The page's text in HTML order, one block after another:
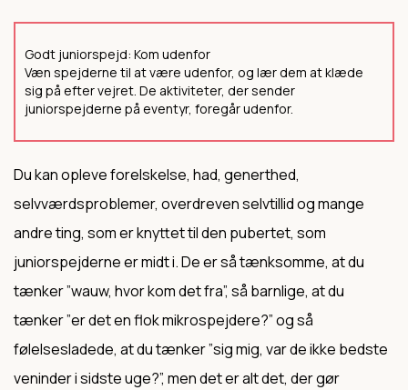
Godt juniorspejd: Kom udenfor
Væn spejderne til at være udenfor, og lær dem at klæde
sig på efter vejret. De aktiviteter, der sender
juniorspejderne på eventyr, foregår udenfor.
Du kan opleve forelskelse, had, generthed,
selvværdsproblemer, overdreven selvtillid og mange
andre ting, som er knyttet til den pubertet, som
juniorspejderne er midt i. De er så tænksomme, at du
tænker ”wauw, hvor kom det fra”, så barnlige, at du
tænker ”er det en flok mikrospejdere?” og så
følelsesladede, at du tænker ”sig mig, var de ikke bedste
veninder i sidste uge?”, men det er alt det, der gør